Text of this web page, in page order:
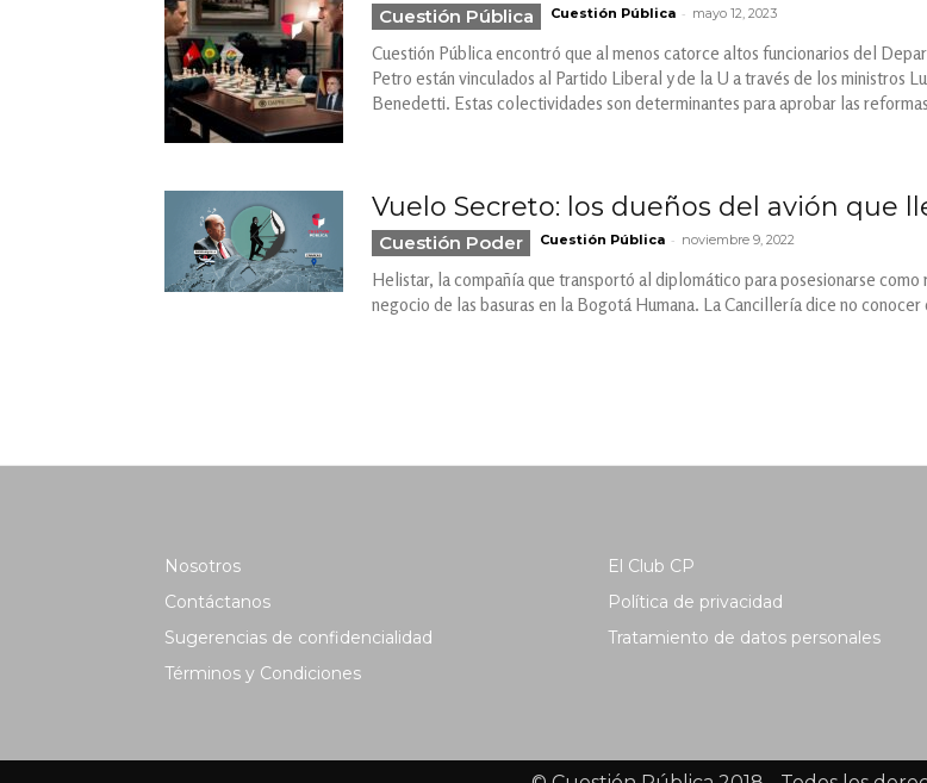
Cuestión Pública Cuestión Pública - mayo 12, 2023
Cuestión Pública encontró que al menos catorce altos funcionarios del
Petro están vinculados al Partido Liberal y de la U a través de los ministros
Benedetti. Estas colectividades son determinantes para aprobar las
Vuelo Secreto: los dueños del avión que
Cuestión Poder Cuestión Pública - noviembre 9, 2022
Helistar, la compañía que transportó al diplomático para posesionarse
negocio de las basuras en la Bogotá Humana. La Cancillería dice no
Nosotros
Contáctanos
Sugerencias de confidencialidad
Términos y Condiciones
El Club CP
Política de privacidad
Tratamiento de datos personales